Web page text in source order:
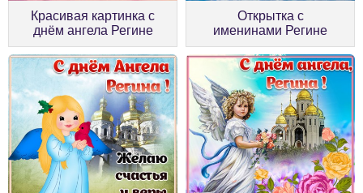
Красивая картинка с
днём ангела Регине
Открытка с
именинами Регине